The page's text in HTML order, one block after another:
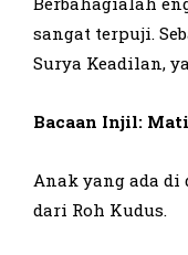
sangat terpuji.
Surya Keadilan,
Bacaan Injil:
Anak yang ada
dari Roh Kudus.